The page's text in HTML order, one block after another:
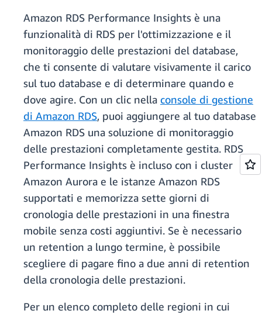
Amazon RDS Performance Insights è una
funzionalità di RDS per l'ottimizzazione e il
monitoraggio delle prestazioni del database,
che ti consente di valutare visivamente il carico
sul tuo database e di determinare quando e
dove agire. Con un clic nella console di gestione
di Amazon RDS, puoi aggiungere al tuo database
Amazon RDS una soluzione di monitoraggio
delle prestazioni completamente gestita. RDS
Performance Insights è incluso con i cluster
Amazon Aurora e le istanze Amazon RDS
supportati e memorizza sette giorni di
cronologia delle prestazioni in una finestra
mobile senza costi aggiuntivi. Se è necessario
un retention a lungo termine, è possibile
scegliere di pagare fino a due anni di retention
della cronologia delle prestazioni.
Per un elenco completo delle regioni in cui